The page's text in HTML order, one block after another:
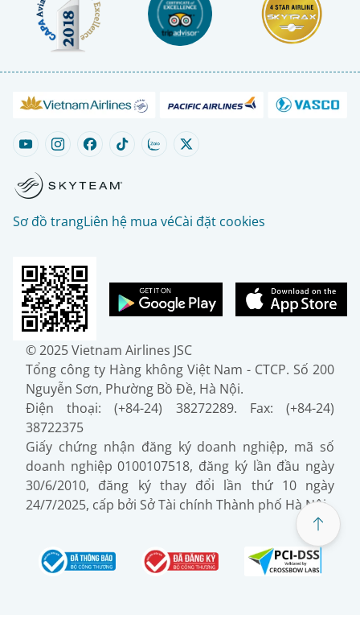
Sơ đồ trangLiên hệ mua véCài đặt cookies
© 2025 Vietnam Airlines JSC
Tổng công ty Hàng không Việt Nam - CTCP. Số 200
Nguyễn Sơn, Phường Bồ Đề, Hà Nội.
Điện thoại: (+84-24) 38272289. Fax: (+84-24)
38722375
Giấy chứng nhận đăng ký doanh nghiệp, mã số
doanh nghiệp 0100107518, đăng ký lần đầu ngày
30/6/2010, đăng ký thay đổi lần thứ 10 ngày
24/7/2025, cấp bởi Sở Tài chính Thành phố Hà Nội.